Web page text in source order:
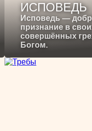
ИСПОВЕДЬ
Исповедь —
признание в
совершённых
Богом.